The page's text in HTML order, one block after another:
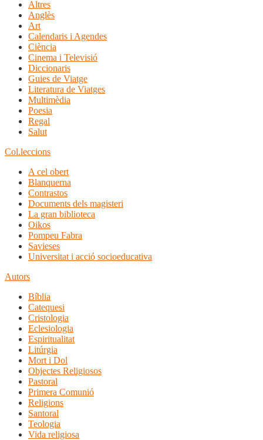
Altres
Anglès
Art
Calendaris i Agendes
Ciència
Cinema i Televisió
Diccionaris
Guies de Viatge
Literatura de Viatges
Multimèdia
Poesia
Regal
Salut
Col.leccions
A cel obert
Blanquerna
Contrastos
Documents dels magisteri
La gran biblioteca
Oikos
Pompeu Fabra
Savieses
Universitat i acció socioeducativa
Autors
Bíblia
Catequesi
Cristologia
Eclesiologia
Espiritualitat
Litúrgia
Mort i Dol
Objectes Religiosos
Pastoral
Primera Comunió
Religions
Santoral
Teologia
Vida religiosa